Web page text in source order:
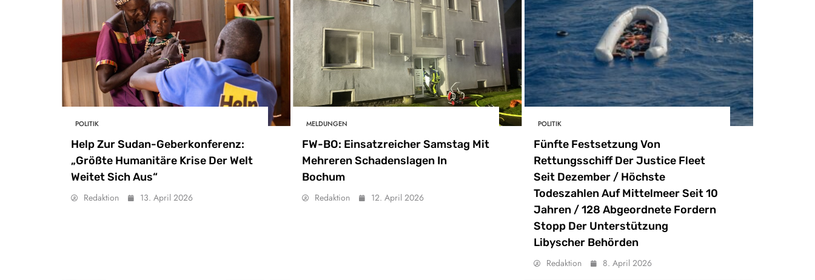
POLITIK
Help Zur Sudan-Geberkonferenz:
„Größte Humanitäre Krise Der Welt
Weitet Sich Aus“
Redaktion 13. April 2026
MELDUNGEN
FW-BO: Einsatzreicher Samstag Mit
Mehreren Schadenslagen In
Bochum
Redaktion 12. April 2026
POLITIK
Fünfte Festsetzung Von
Rettungsschiff Der Justice Fleet
Seit Dezember / Höchste
Todeszahlen Auf Mittelmeer Seit 10
Jahren / 128 Abgeordnete Fordern
Stopp Der Unterstützung
Libyscher Behörden
Redaktion 8. April 2026